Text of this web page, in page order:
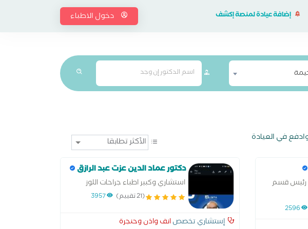
إضافة عيادة لمنصة إكشف دخول الاطباء
رئيس قسم
عين
2596
دكتور عماد الدين عزت عبد الرازق
استشاري وكبير اطباء جراحات اللوز
.وتوقيع طبله..تقويم الحاجز الانفي
(21 تقييم) 3957
إستشاري تخصصانف واذن وحنجرة